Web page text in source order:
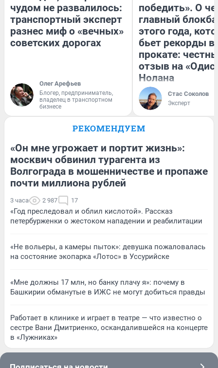
чудом не развалилось:
транспортный эксперт
разнес миф о «вечных»
советских дорогах
Олег Арефьев
Блогер, предприниматель,
владелец в транспортном
бизнесе
победить». О
главный
этого года,
бьет рекорды в
прокате:
отзыв на
Нолана
Стас Соколов
Эксперт
РЕКОМЕНДУЕМ
«Он мне угрожает и портит жизнь»:
москвич обвинил турагента из
Волгограда в мошенничестве и пропаже
почти миллиона рублей
3 часа 2 987 17
«Год преследовал и облил кислотой». Рассказ
петербурженки о жестоком нападении и реабилитации
«Не вольеры, а камеры пыток»: девушка пожаловалась
на состояние экопарка «Лотос» в Уссурийске
«Мне должны 17 млн, но банку плачу я»: почему в
Башкирии обманутые в ИЖС не могут добиться правды
Работает в клинике и играет в театре — что известно о
сестре Вани Дмитриенко, оскандалившейся на концерте
в «Лужниках»